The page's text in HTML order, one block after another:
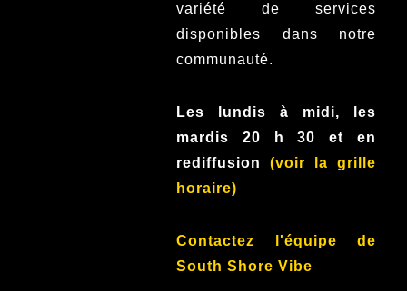
variété de services
disponibles dans notre
communauté.
Les lundis à midi, les
mardis 20 h 30 et en
rediffusion (voir la grille
horaire)
Contactez l'équipe de
South Shore Vibe